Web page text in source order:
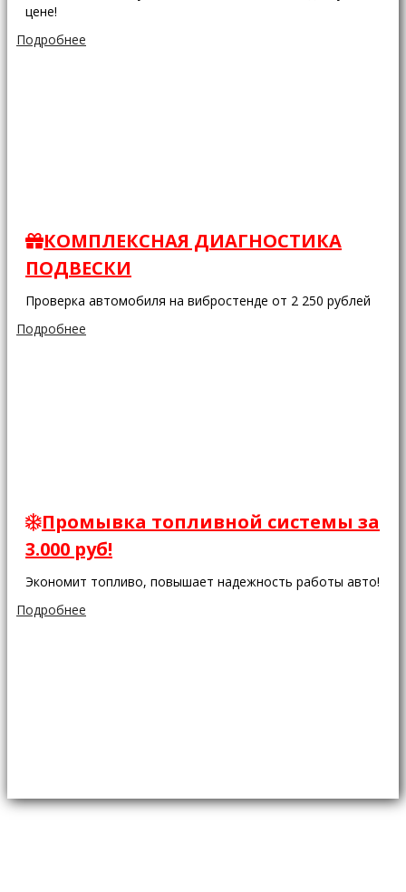
цене!
Подробнее
КОМПЛЕКСНАЯ ДИАГНОСТИКА
ПОДВЕСКИ
Проверка автомобиля на вибростенде от 2 250 рублей
Подробнее
Промывка топливной системы за
3.000 руб!
Экономит топливо, повышает надежность работы авто!
Подробнее